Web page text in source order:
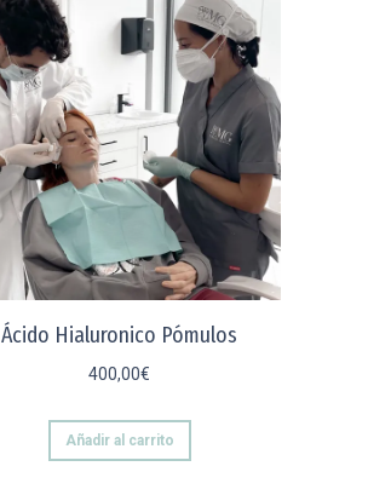
Ácido Hialuronico Pómulos
400,00€
Añadir al carrito